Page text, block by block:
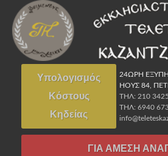
Υπολογισμός
Κόστους
Κηδείας
24ΩΡΗ
ΗΟΥΣ 84,
ΤΗΛ: 210
ΤΗΛ: 6940
ΓΙΑ ΑΜΕΣΗ